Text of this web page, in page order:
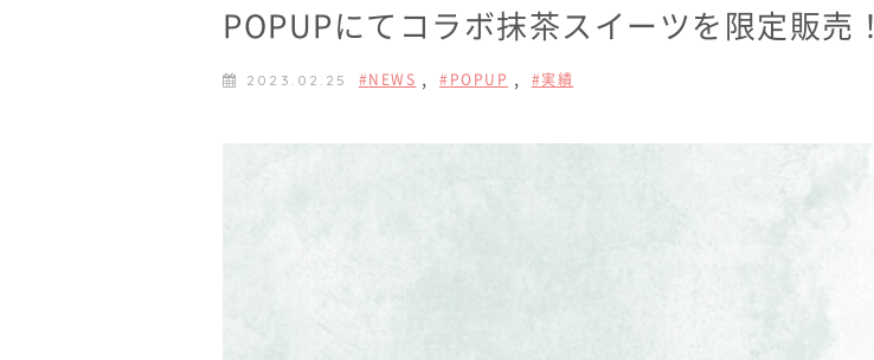
POPUPにてコラボ抹茶スイーツを限定販売！
2023.02.25 NEWS , POPUP , 実績